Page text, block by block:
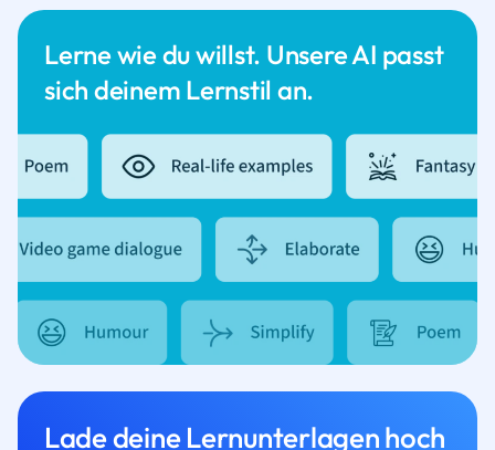
Lerne wie du willst. Unsere AI passt
sich deinem Lernstil an.
Lade deine Lernunterlagen hoch